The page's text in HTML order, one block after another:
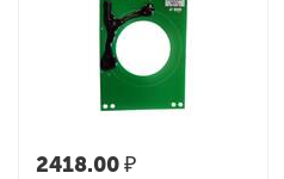
2418.00₽